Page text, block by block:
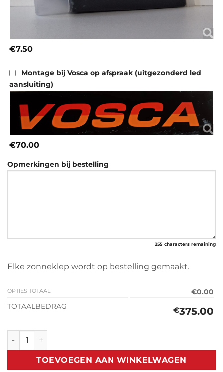
€7.50
Montage bij Vosca op afspraak (uitgezonderd led
aansluiting)
€70.00
Opmerkingen bij bestelling
255 characters remaining
Elke zonneklep wordt op bestelling gemaakt.
OPTIES TOTAAL
€0.00
TOTAALBEDRAG
€375.00
Zonneklep V.W T4 (1990-2003) aantal
TOEVOEGEN AAN WINKELWAGEN